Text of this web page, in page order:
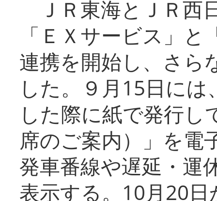
ＪＲ東海とＪＲ西
「ＥＸサービス」
連携を開始し、さら
した。９月15日に
した際に紙で発行し
席のご案内）」を電
発車番線や遅延・運
表示する。10月20